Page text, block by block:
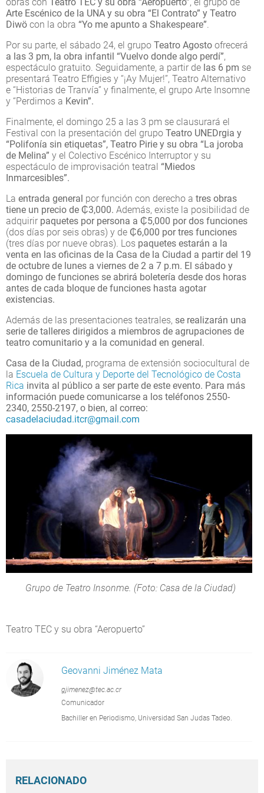
Arte Escénico de la UNA y su obra “El Contrato” y Teatro
Diwö con la obra “Yo me apunto a Shakespeare”.
Por su parte, el sábado 24, el grupo Teatro Agosto ofrecerá
a las 3 pm, la obra infantil “Vuelvo donde algo perdí”,
espectáculo gratuito. Seguidamente, a partir de las 6 pm se
presentará Teatro Effigies y “¡Ay Mujer!”, Teatro Alternativo
e “Historias de Tranvía” y finalmente, el grupo Arte Insomne
y “Perdimos a Kevin”.
Finalmente, el domingo 25 a las 3 pm se clausurará el
Festival con la presentación del grupo Teatro UNEDrgia y
“Polifonía sin etiquetas”, Teatro Pirie y su obra “La joroba
de Melina” y el Colectivo Escénico Interruptor y su
espectáculo de improvisación teatral “Miedos
Inmarcesibles”.
La entrada general por función con derecho a tres obras
tiene un precio de ₵3,000. Además, existe la posibilidad de
adquirir paquetes por persona a ₵5,000 por dos funciones
(dos días por seis obras) y de ₵6,000 por tres funciones
(tres días por nueve obras). Los paquetes estarán a la
venta en las oficinas de la Casa de la Ciudad a partir del 19
de octubre de lunes a viernes de 2 a 7 p.m. El sábado y
domingo de funciones se abrirá boletería desde dos horas
antes de cada bloque de funciones hasta agotar
existencias.
Además de las presentaciones teatrales, se realizarán una
serie de talleres dirigidos a miembros de agrupaciones de
teatro comunitario y a la comunidad en general.
Casa de la Ciudad, programa de extensión sociocultural de
la Escuela de Cultura y Deporte del Tecnológico de Costa
Rica invita al público a ser parte de este evento. Para más
información puede comunicarse a los teléfonos 2550-
2340, 2550-2197, o bien, al correo:
casadelaciudad.itcr@gmail.com
Grupo de Teatro Insonme. (Foto: Casa de la Ciudad)
Teatro TEC y su obra “Aeropuerto”
Geovanni Jiménez Mata
gjimenez@tec.ac.cr
Comunicador
Bachiller en Periodismo, Universidad San Judas Tadeo.
RELACIONADO